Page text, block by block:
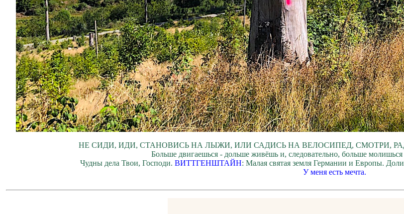
НЕ СИДИ, ИДИ, СТАНОВИСЬ НА ЛЫЖИ, ИЛИ САДИСЬ НА ВЕЛОСИПЕД, СМОТРИ,
Больше двигаешься - дольше живёшь и, следовательно, больше
Чудны дела Твои, Господи. ВИТТГЕНШТАЙН: Малая святая земля Германии и Европы.
У меня есть мечта.